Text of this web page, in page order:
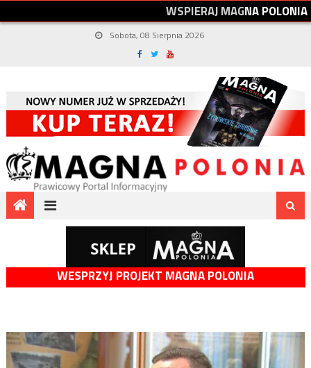
WSPIERAJMAGNAPOLONIA
Sobota, 08 Sierpnia 2026
WESPRZYJ PROJEKT MAGNA POLONIA